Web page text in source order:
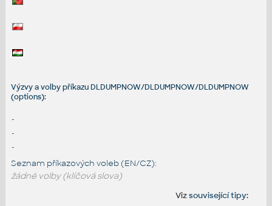
Výzvy a volby příkazu DLDUMPNOW/DLDUMPNOW/DLDUMPNOW
(options):
-
-
-
Seznam příkazových voleb (EN/CZ):
žádné volby (klíčová slova)
Vizsouvisející tipy: